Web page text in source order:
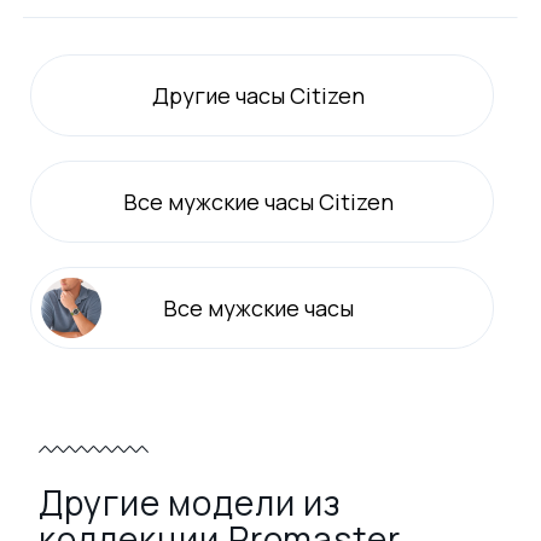
Другие часы Citizen
Все мужские часы Citizen
Все мужские часы
Другие модели из